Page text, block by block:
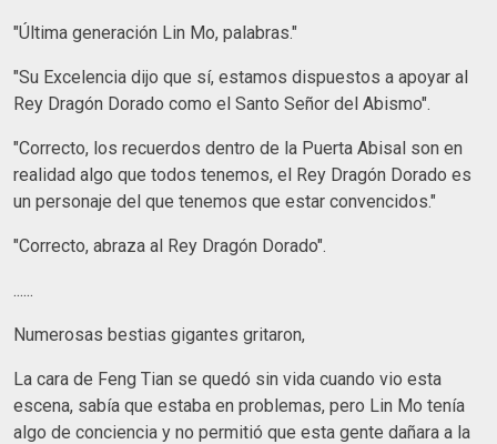
"Última generación Lin Mo, palabras."
"Su Excelencia dijo que sí, estamos dispuestos a apoyar al
Rey Dragón Dorado como el Santo Señor del Abismo".
"Correcto, los recuerdos dentro de la Puerta Abisal son en
realidad algo que todos tenemos, el Rey Dragón Dorado es
un personaje del que tenemos que estar convencidos."
"Correcto, abraza al Rey Dragón Dorado".
......
Numerosas bestias gigantes gritaron,
La cara de Feng Tian se quedó sin vida cuando vio esta
escena, sabía que estaba en problemas, pero Lin Mo tenía
algo de conciencia y no permitió que esta gente dañara a la